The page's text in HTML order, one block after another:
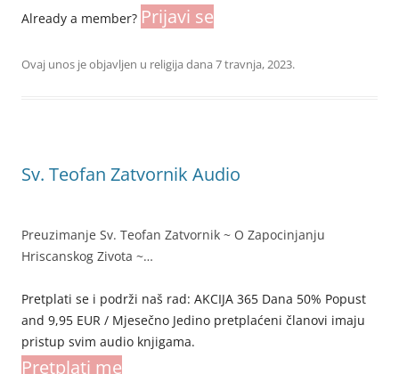
Already a member? Prijavi se
Ovaj unos je objavljen u religija dana 7 travnja, 2023.
Sv. Teofan Zatvornik Audio
Preuzimanje Sv. Teofan Zatvornik ~ O Zapocinjanju
Hriscanskog Zivota ~…
Pretplati se i podrži naš rad: AKCIJA 365 Dana 50% Popust
and 9,95 EUR / Mjesečno Jedino pretplaćeni članovi imaju
pristup svim audio knjigama.
Pretplati me